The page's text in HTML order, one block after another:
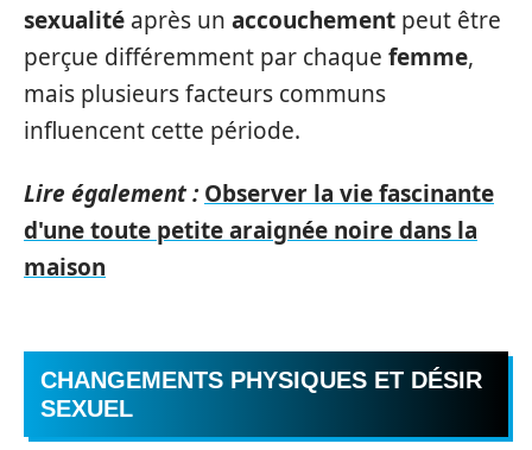
sexualité après un accouchement peut être
perçue différemment par chaque femme,
mais plusieurs facteurs communs
influencent cette période.
Lire également : Observer la vie fascinante
d'une toute petite araignée noire dans la
maison
CHANGEMENTS PHYSIQUES ET DÉSIR
SEXUEL